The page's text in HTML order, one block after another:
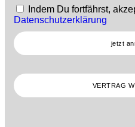
Indem Du fortfährst,
Datenschutzerklärung
jetzt
VERTRAG